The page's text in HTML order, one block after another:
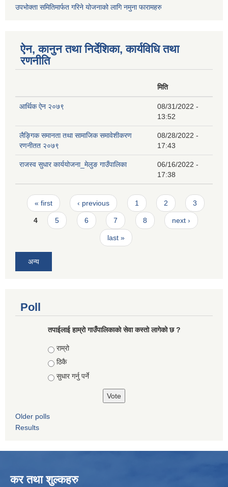
उपभोक्ता समितिमार्फत गरिने योजनाको लागि नमुना फारामहरु
ऐन, कानुन तथा निर्देशिका, कार्यविधि तथा
रणनीति
मिति
आर्थिक ऐन २०७९
08/31/2022 -
13:52
लैङ्गिक समानता तथा सामाजिक समावेशीकरण
रणनीतत २०७९
08/28/2022 -
17:43
राजस्व सुधार कार्ययोजना_मेलुङ गाउँपालिका
06/16/2022 -
17:38
Pages
« first ‹ previous 1 2 3
4 5 6 7 8 next ›
last »
अन्य
Poll
तपाईलाई हाम्राे गाउँपालिकाको सेवा कस्तो लागेको छ ?
Choices
राम्रो
ठिकै
सुधार गर्नु पर्ने
Older polls
Results
कर तथा शुल्कहरु